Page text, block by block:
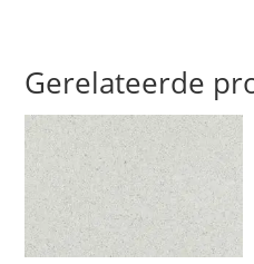
Gerelateerde